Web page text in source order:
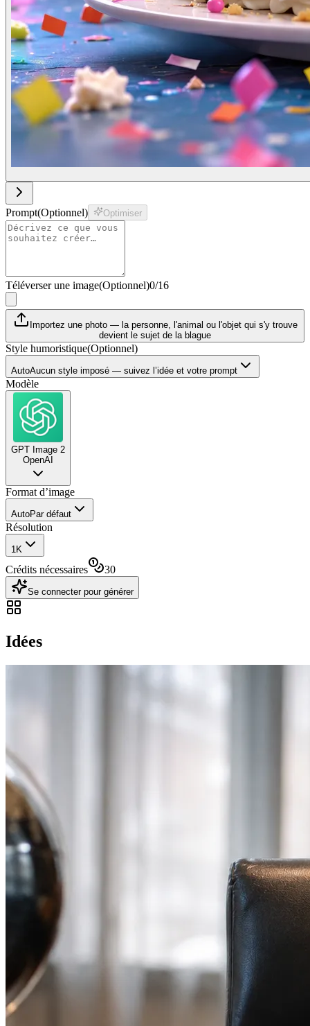
Prompt(Optionnel) Optimiser
Téléverser une image(Optionnel)0/16
Importez une photo — la personne, l'animal ou l'objet qui s'y trouve
devient le sujet de la blague
Style humoristique(Optionnel)
AutoAucun style imposé — suivez l’idée et votre prompt
Modèle
GPT Image 2
OpenAI
Format d’image
AutoPar défaut
Résolution
1K
Crédits nécessaires 30
Se connecter pour générer
Idées